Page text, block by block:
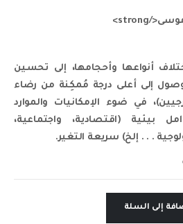
أنواعها وأحجامها، إلى تحسين
إلى أعلى درجة مُمكِنة من رضاء
في ضوء الإمكانيات والموارد
بيئية (اقتصادية، واجتماعية،
. . . إلخ) سريعة التغير.
إلى السلة